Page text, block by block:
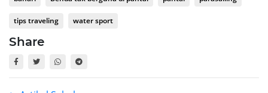
tips traveling water sport
Share